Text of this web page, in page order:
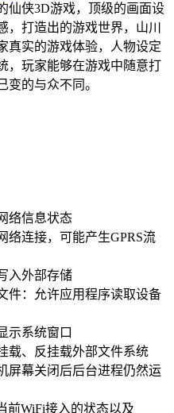
仙侠3D游戏，顶级的画面设
，打造出的游戏世界，山川
真实的游戏体验，人物设定
，玩家能够在游戏中随意打
变的与众不同。
络信息状态
络连接，可能产生GPRS流
入外部存储
件：
允许应用程序读取设备
示系统窗口
载、反挂载外部文件系统
屏幕关闭后后台进程仍然运
前WiFi接入的状态以及